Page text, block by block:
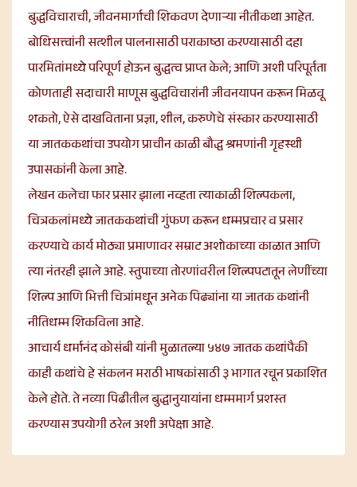
बुद्धविचाराची, जीवनमार्गाची शिकवण देणाऱ्या नीतीकथा आहेत.
बोधिसत्त्वांनी सत्शील पालनासाठी पराकाष्ठा करण्यासाठी दहा
पारमितांमध्ये परिपूर्ण होऊन बुद्धत्व प्राप्त केले; आणि अशी परिपूर्तता
कोणताही सदाचारी माणूस बुद्धविचारांनी जीवनयापन करून मिळवू
शकतो, ऐसे दाखविताना प्रज्ञा, शील, करुणेचे संस्कार करण्यासाठी
या जातककथांचा उपयोग प्राचीन काळी बौद्ध श्रमणांनी गृहस्थी
उपासकांनी केला आहे.
लेखन कलेचा फार प्रसार झाला नव्हता त्याकाळी शिल्पकला,
चित्रकलांमध्ये जातककथांची गुंफण करून धम्मप्रचार व प्रसार
करण्याचे कार्य मोठ्या प्रमाणावर सम्राट अशोकाच्या काळात आणि
त्या नंतरही झाले आहे. स्तुपाच्या तोरणांवरील शिल्पपटातून लेणींच्या
शिल्प आणि भित्ती चित्रांमधून अनेक पिढ्यांना या जातक कथांनी
नीतिधम्म शिकविला आहे.
आचार्य धर्मानंद कोसंबी यांनी मुळातल्या ५४७ जातक कथांपैकी
काही कथांचे हे संकलन मराठी भाषकांसाठी ३ भागात रचून प्रकाशित
केले होते. ते नव्या पिढीतील बुद्धानुयायांना धम्ममार्ग प्रशस्त
करण्यास उपयोगी ठरेल अशी अपेक्षा आहे.